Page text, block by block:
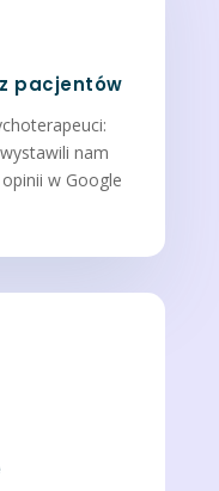
pacjentów
nam
w Google